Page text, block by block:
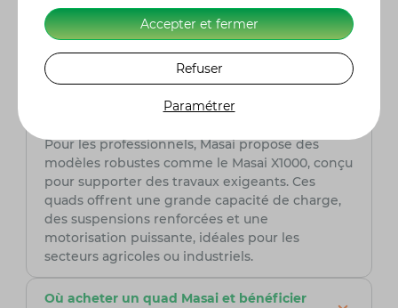
utilitaire, route) tout en garantissant un design
attractif, une mécanique fiable et un service
Quels modèles de quads Masai sont
recommandés pour un usage professionnel
Pour les professionnels, Masai propose des
modèles robustes comme le Masai X1000, conçu
pour supporter des travaux exigeants. Ces
quads offrent une grande capacité de charge,
des suspensions renforcées et une
motorisation puissante, idéales pour les
secteurs agricoles ou industriels.
Où acheter un quad Masai et bénéficier
Accepter et fermer
Refuser
Paramétrer